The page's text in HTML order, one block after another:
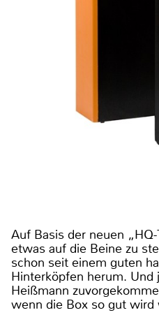
Auf Basis der neuen
etwas auf die Beine zu
schon seit einem guten
Hinterköpfen herum. Und
Heißmann
wenn die Box so gut wird